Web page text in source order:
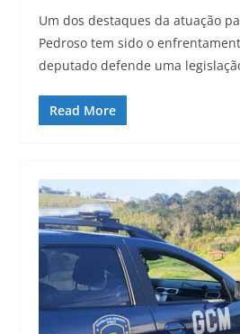
Um dos destaques da atuação
Pedroso tem sido o
deputado defende uma
Read More